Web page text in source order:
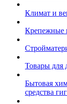
Климат и
Крепежные
Товары для
Бытовая
средства